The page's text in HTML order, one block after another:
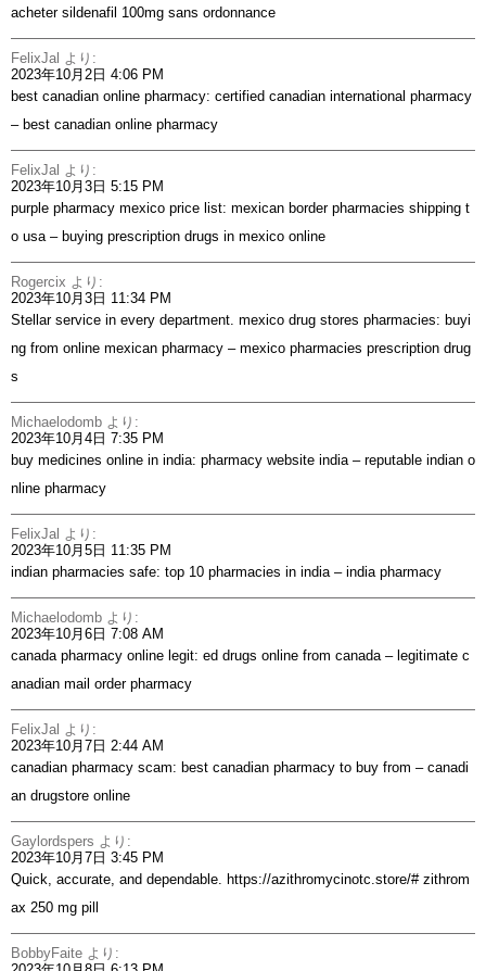
acheter sildenafil 100mg sans ordonnance
FelixJal より:
2023年10月2日 4:06 PM
best canadian online pharmacy: certified canadian international pharmacy
– best canadian online pharmacy
FelixJal より:
2023年10月3日 5:15 PM
purple pharmacy mexico price list: mexican border pharmacies shipping t
o usa – buying prescription drugs in mexico online
Rogercix より:
2023年10月3日 11:34 PM
Stellar service in every department. mexico drug stores pharmacies: buyi
ng from online mexican pharmacy – mexico pharmacies prescription drug
s
Michaelodomb より:
2023年10月4日 7:35 PM
buy medicines online in india: pharmacy website india – reputable indian o
nline pharmacy
FelixJal より:
2023年10月5日 11:35 PM
indian pharmacies safe: top 10 pharmacies in india – india pharmacy
Michaelodomb より:
2023年10月6日 7:08 AM
canada pharmacy online legit: ed drugs online from canada – legitimate c
anadian mail order pharmacy
FelixJal より:
2023年10月7日 2:44 AM
canadian pharmacy scam: best canadian pharmacy to buy from – canadi
an drugstore online
Gaylordspers より:
2023年10月7日 3:45 PM
Quick, accurate, and dependable. https://azithromycinotc.store/#zithrom
ax 250 mg pill
BobbyFaite より: